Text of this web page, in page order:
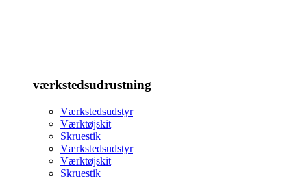
værkstedsudrustning
Værkstedsudstyr
Værktøjskit
Skruestik
Værkstedsudstyr
Værktøjskit
Skruestik